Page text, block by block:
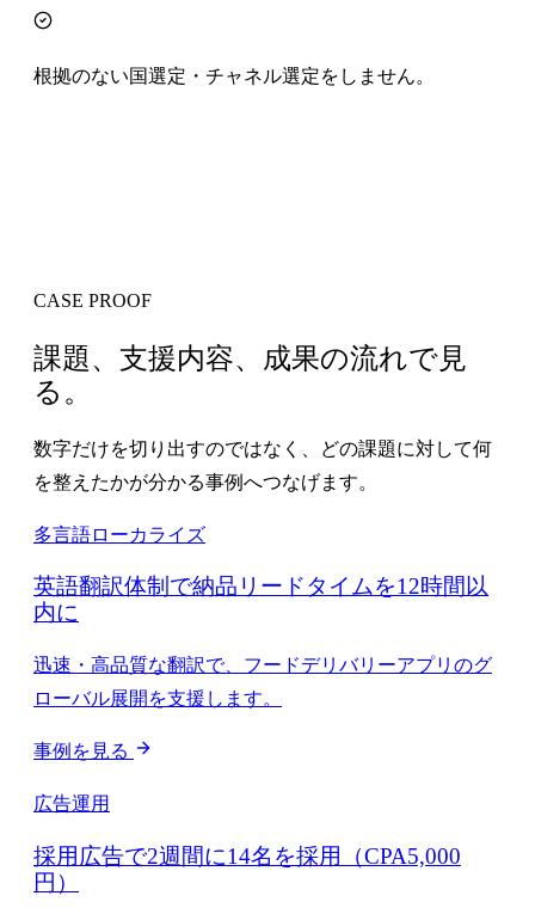
根拠のない国選定・チャネル選定をしません。
CASE PROOF
課題、支援内容、成果の流れで見
る。
数字だけを切り出すのではなく、どの課題に対して何
を整えたかが分かる事例へつなげます。
多言語ローカライズ
英語翻訳体制で納品リードタイムを12時間以
内に
迅速・高品質な翻訳で、フードデリバリーアプリのグ
ローバル展開を支援します。
事例を見る
広告運用
採用広告で2週間に14名を採用（CPA5,000
円）